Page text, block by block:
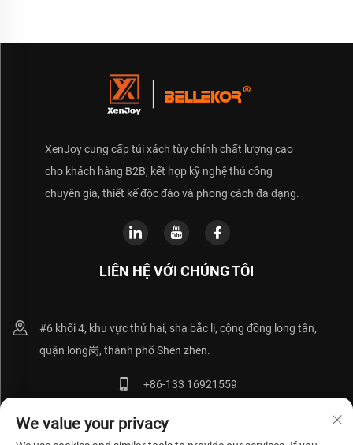
XenJoy cung cấp túi xách tùy chỉnh chất lượng cao
cho khách hàng B2B, kết hợp kỹ nghệ thủ công
chuyên gia, thiết kế độc đáo và phong cách đa dạng.
LIÊN HỆ VỚI CHÚNG TÔI
#6 khối 4, khu vực thứ hai, sha bắc li, cộng đồng long tân,
quận long岗, thành phố Shen zhen.
+86-133 16921559
[email protected]
We value your privacy